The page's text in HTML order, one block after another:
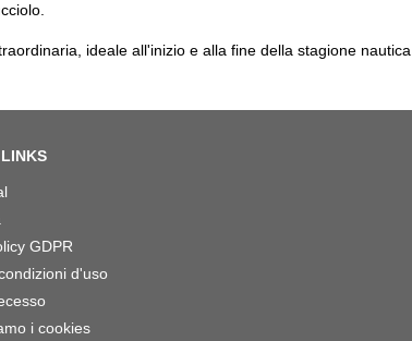
ideale all'inizio e alla fine della stagione nautica.
GDPR
d'uso
i cookies